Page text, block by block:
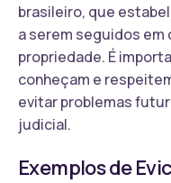
brasileiro, que
a serem seguidos
propriedade. É
conheçam e
evitar problemas
judicial.
Exemplos de